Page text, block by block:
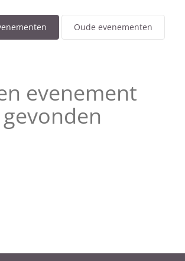
Oude evenementen
evenement
gevonden